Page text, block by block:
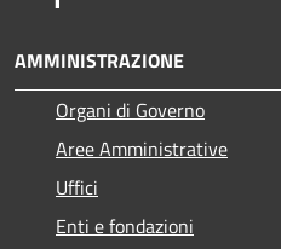
AMMINISTRAZIONE
Organi di Governo
Aree Amministrative
Uffici
Enti e fondazioni